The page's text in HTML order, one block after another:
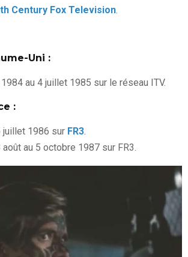
Century Fox Television
Uni :
au 4 juillet 1985 sur le réseau ITV.
:
juillet 1986 sur FR3
au 5 octobre 1987 sur FR3.